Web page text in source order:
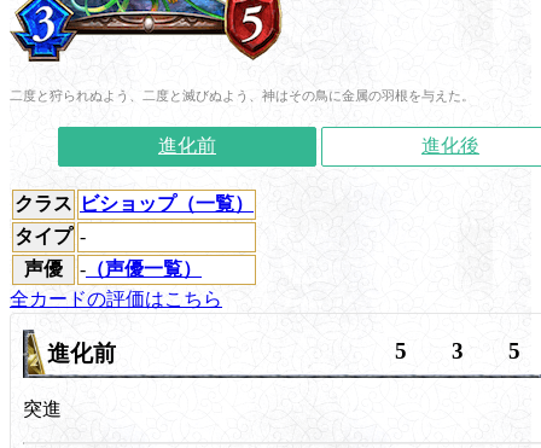
二度と狩られぬよう、二度と滅びぬよう、神はその鳥に金属の羽根を与えた。
進化前 進化後
クラス ビショップ（一覧）
タイプ -
声優
- （声優一覧）
全カードの評価はこちら
進化前 5 3 5
突進